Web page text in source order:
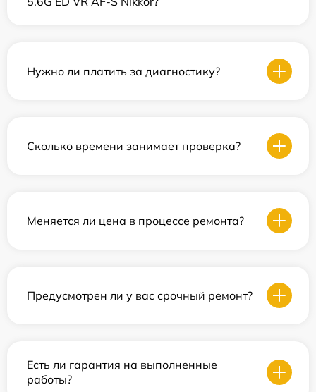
Нужно ли платить за диагностику?
Сколько времени занимает проверка?
Меняется ли цена в процессе ремонта?
Предусмотрен ли у вас срочный ремонт?
Есть ли гарантия на выполненные
работы?